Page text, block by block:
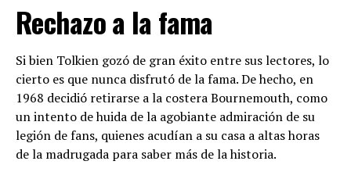
Rechazo a la fama
Si bien Tolkien gozó de gran éxito entre sus lectores, lo
cierto es que nunca disfrutó de la fama. De hecho, en
1968 decidió retirarse a la costera Bournemouth, como
un intento de huida de la agobiante admiración de su
legión de fans, quienes acudían a su casa a altas horas
de la madrugada para saber más de la historia.